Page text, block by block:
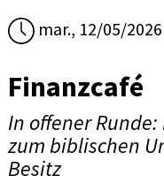
mar., 12/05/2026
Finanzcafé
In offener
zum biblischen
Besitz